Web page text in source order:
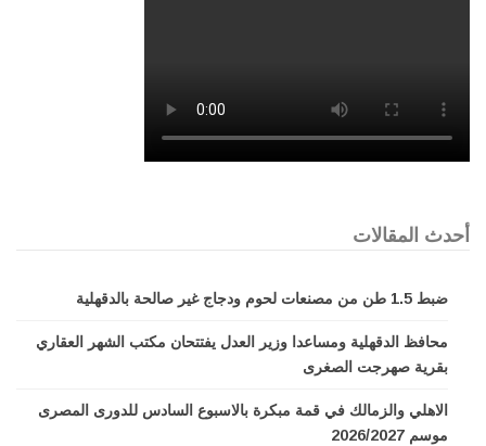
أحدث المقالات
ضبط 1.5 طن من مصنعات لحوم ودجاج غير صالحة بالدقهلية
محافظ الدقهلية ومساعدا وزير العدل يفتتحان مكتب الشهر العقاري
بقرية صهرجت الصغرى
الاهلي والزمالك في قمة مبكرة بالاسبوع السادس للدورى المصرى
موسم 2026/2027